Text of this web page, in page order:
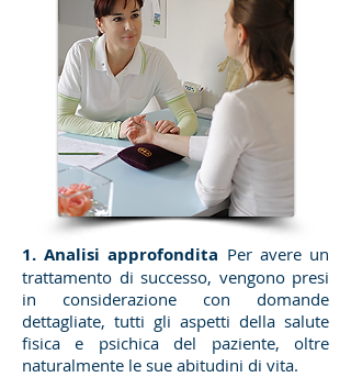
1. Analisi approfondita Per avere un
trattamento di successo, vengono presi
in considerazione con domande
dettagliate, tutti gli aspetti della salute
fisica e psichica del paziente, oltre
naturalmente le sue abitudini di vita.